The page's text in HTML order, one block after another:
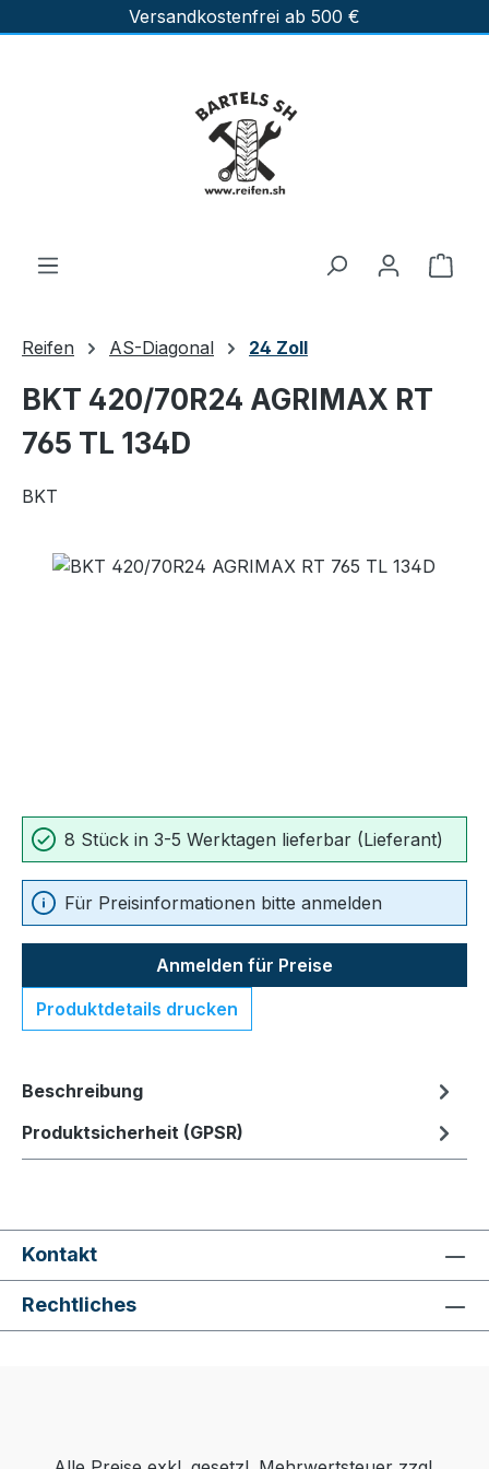
Zum Hauptinhalt springenVersandkostenfrei ab 500 €
Reifen AS-Diagonal 24 Zoll
BKT 420/70R24 AGRIMAX RT
765 TL 134D
BKT
Bildergalerie überspringen
8 Stück in 3-5 Werktagen lieferbar (Lieferant)
Für Preisinformationen bitte anmelden
Anmelden für Preise
Produktdetails drucken
Beschreibung
Produktsicherheit (GPSR)
Kontakt
Rechtliches